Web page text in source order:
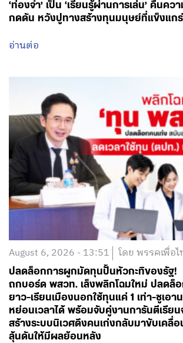
‘ท่องจำ’ เป็น ‘เรียนรู้ผ่านการเล่น’ คืนคว
กดดัน หวังปูทางสร้างทุนมนุษย์ที่แข็งแก
อ่านต่อ
August 6, 2026 - 13:51 โดย พรรคเพื่อ
ปลดล็อกการผูกมัดทุนปั้นหัวกะทิของรัฐ!
ถกบอร์ด พสวท. เล็งพลิกโฉมใหม่ ปลดล็อ
ยาว-เรียนเมืองนอกใช้ทุนแค่ 1 เท่า-ชูเอ
หย่อนเวลาได้ พร้อมจับคู่งานการันตีเรียน
สร้างระบบนิเวศดึงคนเก่งกลับมาขับเคลื่
ลุ้นดันให้มีผลย้อนหลัง